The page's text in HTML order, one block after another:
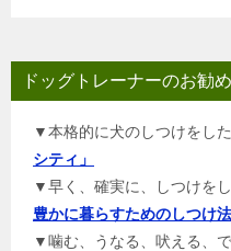
ドッグトレーナーのお勧
▼本格的に犬のしつけをし
シティ」
▼早く、確実に、しつけを
豊かに暮らすためのしつけ法
▼噛む、うなる、吠える、